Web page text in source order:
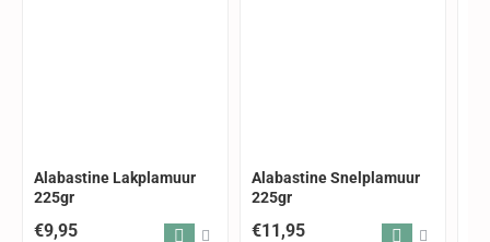
Alabastine Lakplamuur
225gr
€9,95
Alabastine Snelplamuur
225gr
€11,95